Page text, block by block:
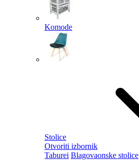
Komode
Stolice
Otvoriti izbornik
Taburei Blagovaonske stolice